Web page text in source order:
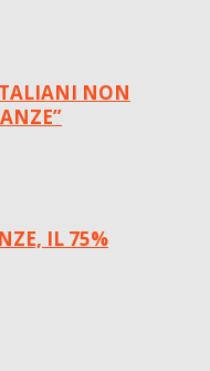
NON
IL 75%